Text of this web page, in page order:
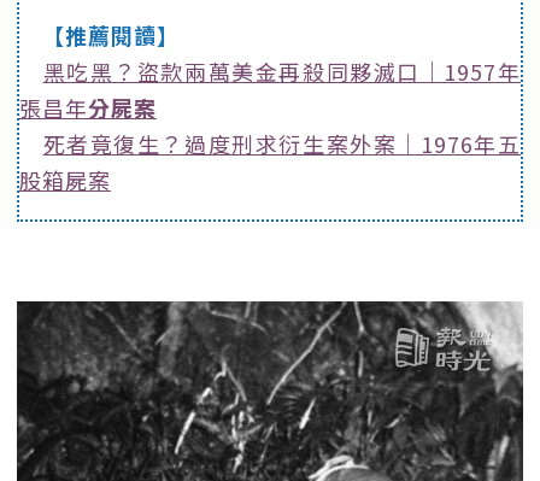
【推薦閱讀】
黑吃黑？盜款兩萬美金再殺同夥滅口｜1957年
張昌年分屍案
死者竟復生？過度刑求衍生案外案｜1976年五
股箱屍案